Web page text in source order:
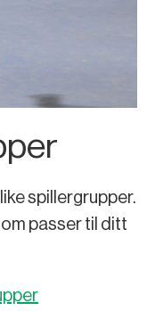
spillergrupper.
passer til ditt